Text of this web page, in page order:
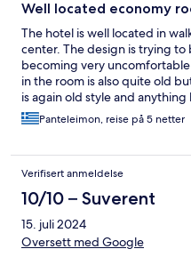
Well located economy
The hotel is well located in
center. The design is trying
becoming very
in the room is also quite old
is again old style and
side the personnel is always
breakfast is extremely basic in
Panteleimon, reise på 5 netter
Verifisert anmeldelse
10/10 – Suverent
15. juli 2024
Oversett med Google